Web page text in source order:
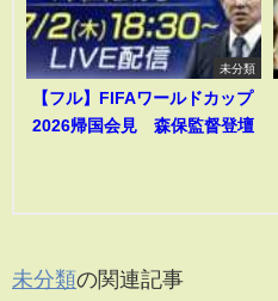
未分類
【フル】FIFAワールドカップ
2026帰国会見 森保監督登壇
未分類の関連記事